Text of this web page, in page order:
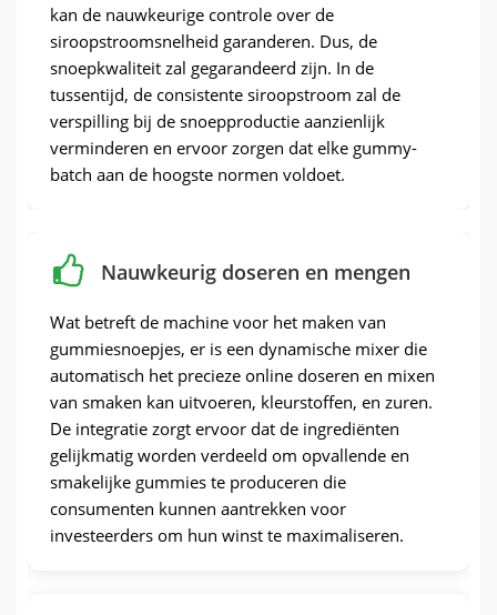
kan de nauwkeurige controle over de
siroopstroomsnelheid garanderen. Dus, de
snoepkwaliteit zal gegarandeerd zijn. In de
tussentijd, de consistente siroopstroom zal de
verspilling bij de snoepproductie aanzienlijk
verminderen en ervoor zorgen dat elke gummy-
batch aan de hoogste normen voldoet.
Nauwkeurig doseren en mengen
Wat betreft de machine voor het maken van
gummiesnoepjes, er is een dynamische mixer die
automatisch het precieze online doseren en mixen
van smaken kan uitvoeren, kleurstoffen, en zuren.
De integratie zorgt ervoor dat de ingrediënten
gelijkmatig worden verdeeld om opvallende en
smakelijke gummies te produceren die
consumenten kunnen aantrekken voor
investeerders om hun winst te maximaliseren.